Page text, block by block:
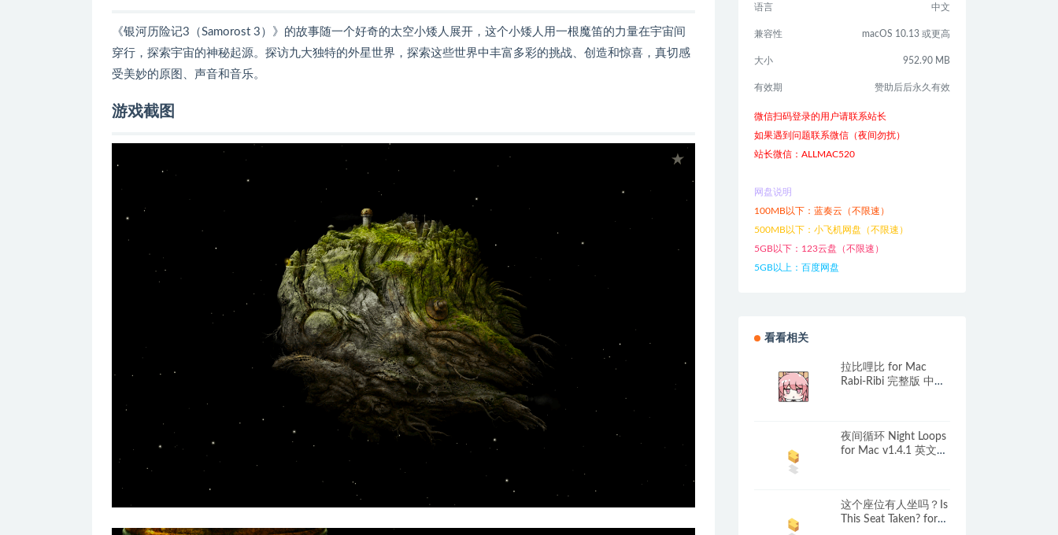
《银河历险记3（Samorost 3）》的故事随一个好奇的太空小矮人展开，这个小矮人用一根魔笛的力量在宇宙间
穿行，探索宇宙的神秘起源。探访九大独特的外星世界，探索这些世界中丰富多彩的挑战、创造和惊喜，真切感
受美妙的原图、声音和音乐。
游戏截图
语言 中文
兼容性 macOS 10.13 或更高
大小 952.90 MB
有效期 赞助后后永久有效
微信扫码登录的用户请联系站长
如果遇到问题联系微信（夜间勿扰）
站长微信：ALLMAC520
网盘说明
100MB以下：蓝奏云（不限速）
500MB以下：小飞机网盘（不限速）
5GB以下：123云盘（不限速）
5GB以上：百度网盘
看看相关
拉比哩比 for Mac
Rabi-Ribi 完整版 中文
夜间循环 Night Loops
for Mac v1.4.1 英文原
这个座位有人坐吗？Is
This Seat Taken? for